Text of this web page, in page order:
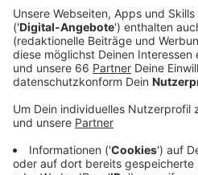
spüren das große Interesse.
Veröffentlicht:Dienstag,
Auch hier in Düsseldorf ist